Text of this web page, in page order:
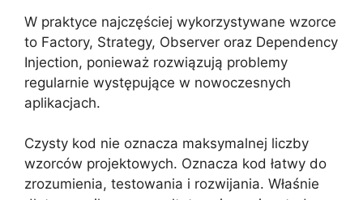
W praktyce najczęściej wykorzystywane wzorce
to Factory, Strategy, Observer oraz Dependency
Injection, ponieważ rozwiązują problemy
regularnie występujące w nowoczesnych
aplikacjach.
Czysty kod nie oznacza maksymalnej liczby
wzorców projektowych. Oznacza kod łatwy do
zrozumienia, testowania i rozwijania. Właśnie